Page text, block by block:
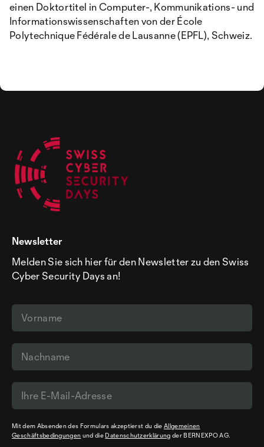
einen Doktortitel in Computer-, Kommunikations- und
Informationswissenschaften von der École
Polytechnique Fédérale de Lausanne (EPFL), Schweiz.
Newsletter
Melden Sie sich hier für den Newsletter zu den Swiss
Cyber Security Days an!
Mit dem Absenden des Formulars akzeptierst du dieAllgemeinen
Geschäftsbedingungen und die Datenschutzerklärung der BERNEXPO AG.